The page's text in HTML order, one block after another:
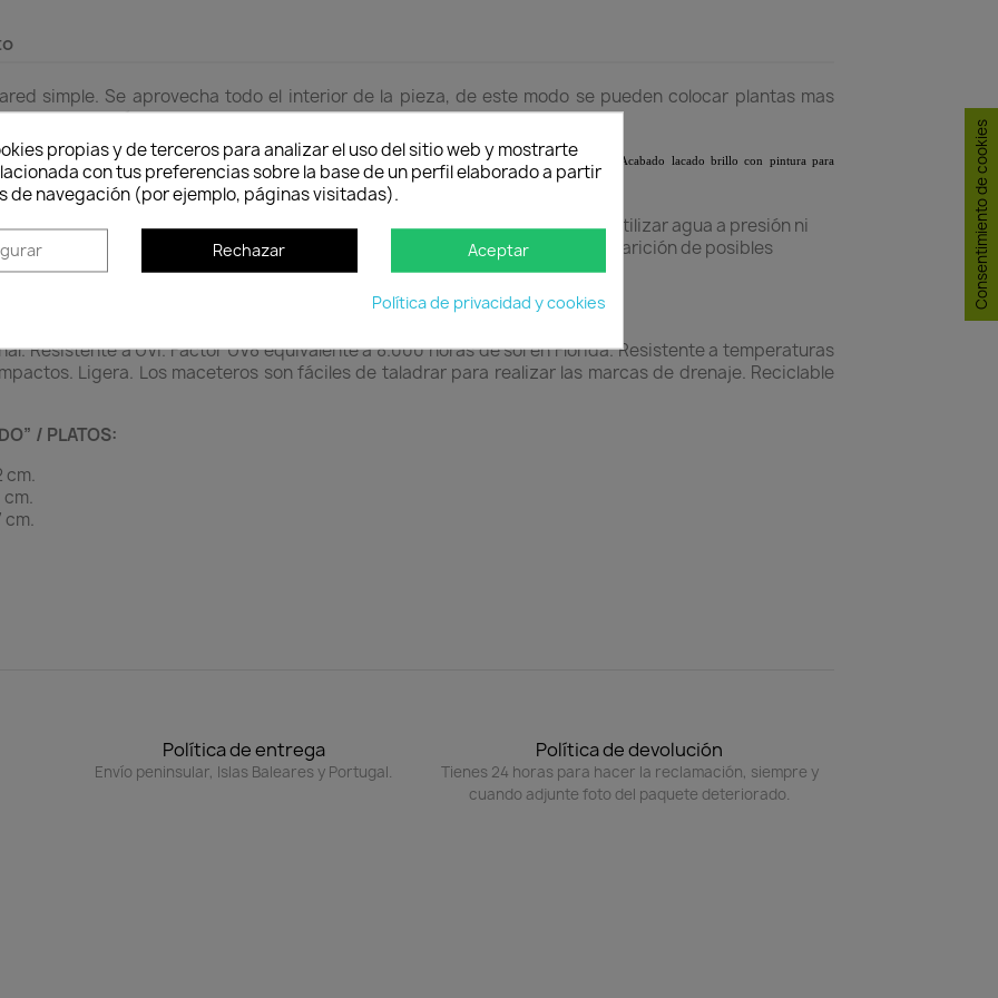
simple. Se aprovecha todo el interior de la pieza, de este modo se pueden colocar plantas mas
para carrocerías.
pared simple. Se aprovecha todo el interior de la pieza, de este modo se pueden colocar plantasás grandes. Acabado lacado brillo con pintura para
hay que extremar sus cuidados, ya que son más delicadas. No debe utilizar agua a presión ni
aconsejable aplicar cada 2 ó 3 meses cera de carrocería y así eliminar la aparición de posibles
Resistente a UVI. Factor UV8 equivalente a 8.000 horas de sol en Florida. Resistente a temperaturas
Ligera. Los maceteros son fáciles de taladrar para realizar las marcas de drenaje. Reciclable
/ PLATOS:
cm.
cm.
cm.
Política de entrega
Envío peninsular, Islas Baleares y Portugal.
Política de devolución
Tienes 24 horas para hacer la reclamación, siempre y
cuando adjunte foto del paquete deteriorado.
propias y de terceros para analizar el uso del sitio web y mostrarte
con tus preferencias sobre la base de un perfil elaborado a partir
de navegación (por ejemplo, páginas visitadas).
Rechazar Aceptar
Política de privacidad y cookies Consentimiento de cookies